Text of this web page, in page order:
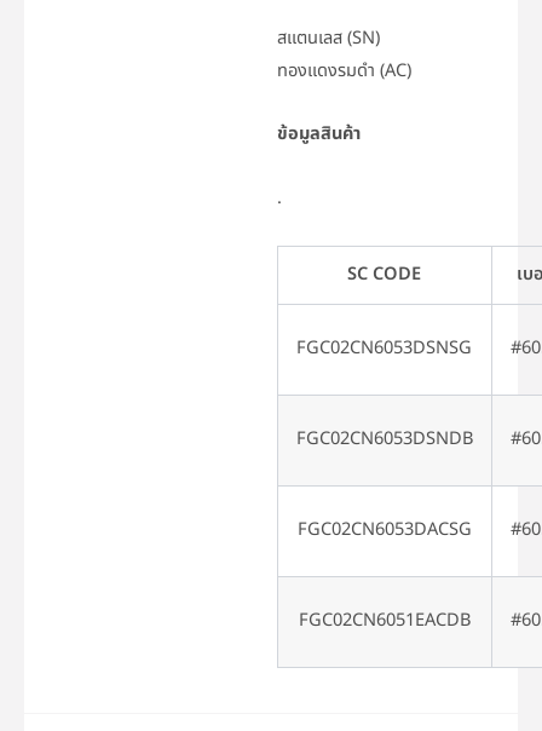
สแตนเลส (SN)
ทองแดงรมดำ (AC)
ข้อมูลสินค้า
.
SC CODE เบ
FGC02CN6053DSNSG
FGC02CN6053DSNDB
FGC02CN6053DACSG
FGC02CN6051EACDB